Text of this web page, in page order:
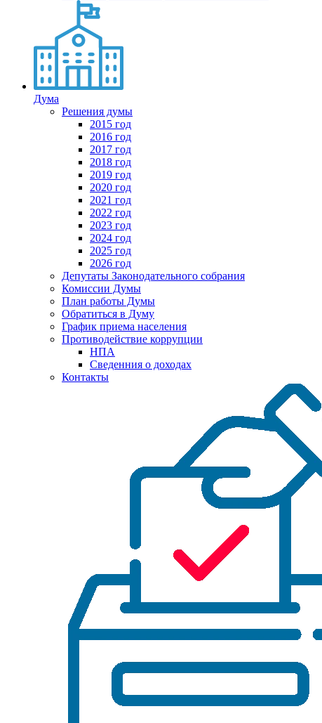
Дума
Решения думы
2015 год
2016 год
2017 год
2018 год
2019 год
2020 год
2021 год
2022 год
2023 год
2024 год
2025 год
2026 год
Депутаты Законодательного собрания
Комиссии Думы
План работы Думы
Обратиться в Думу
График приема населения
Противодействие коррупции
НПА
Сведенния о доходах
Контакты